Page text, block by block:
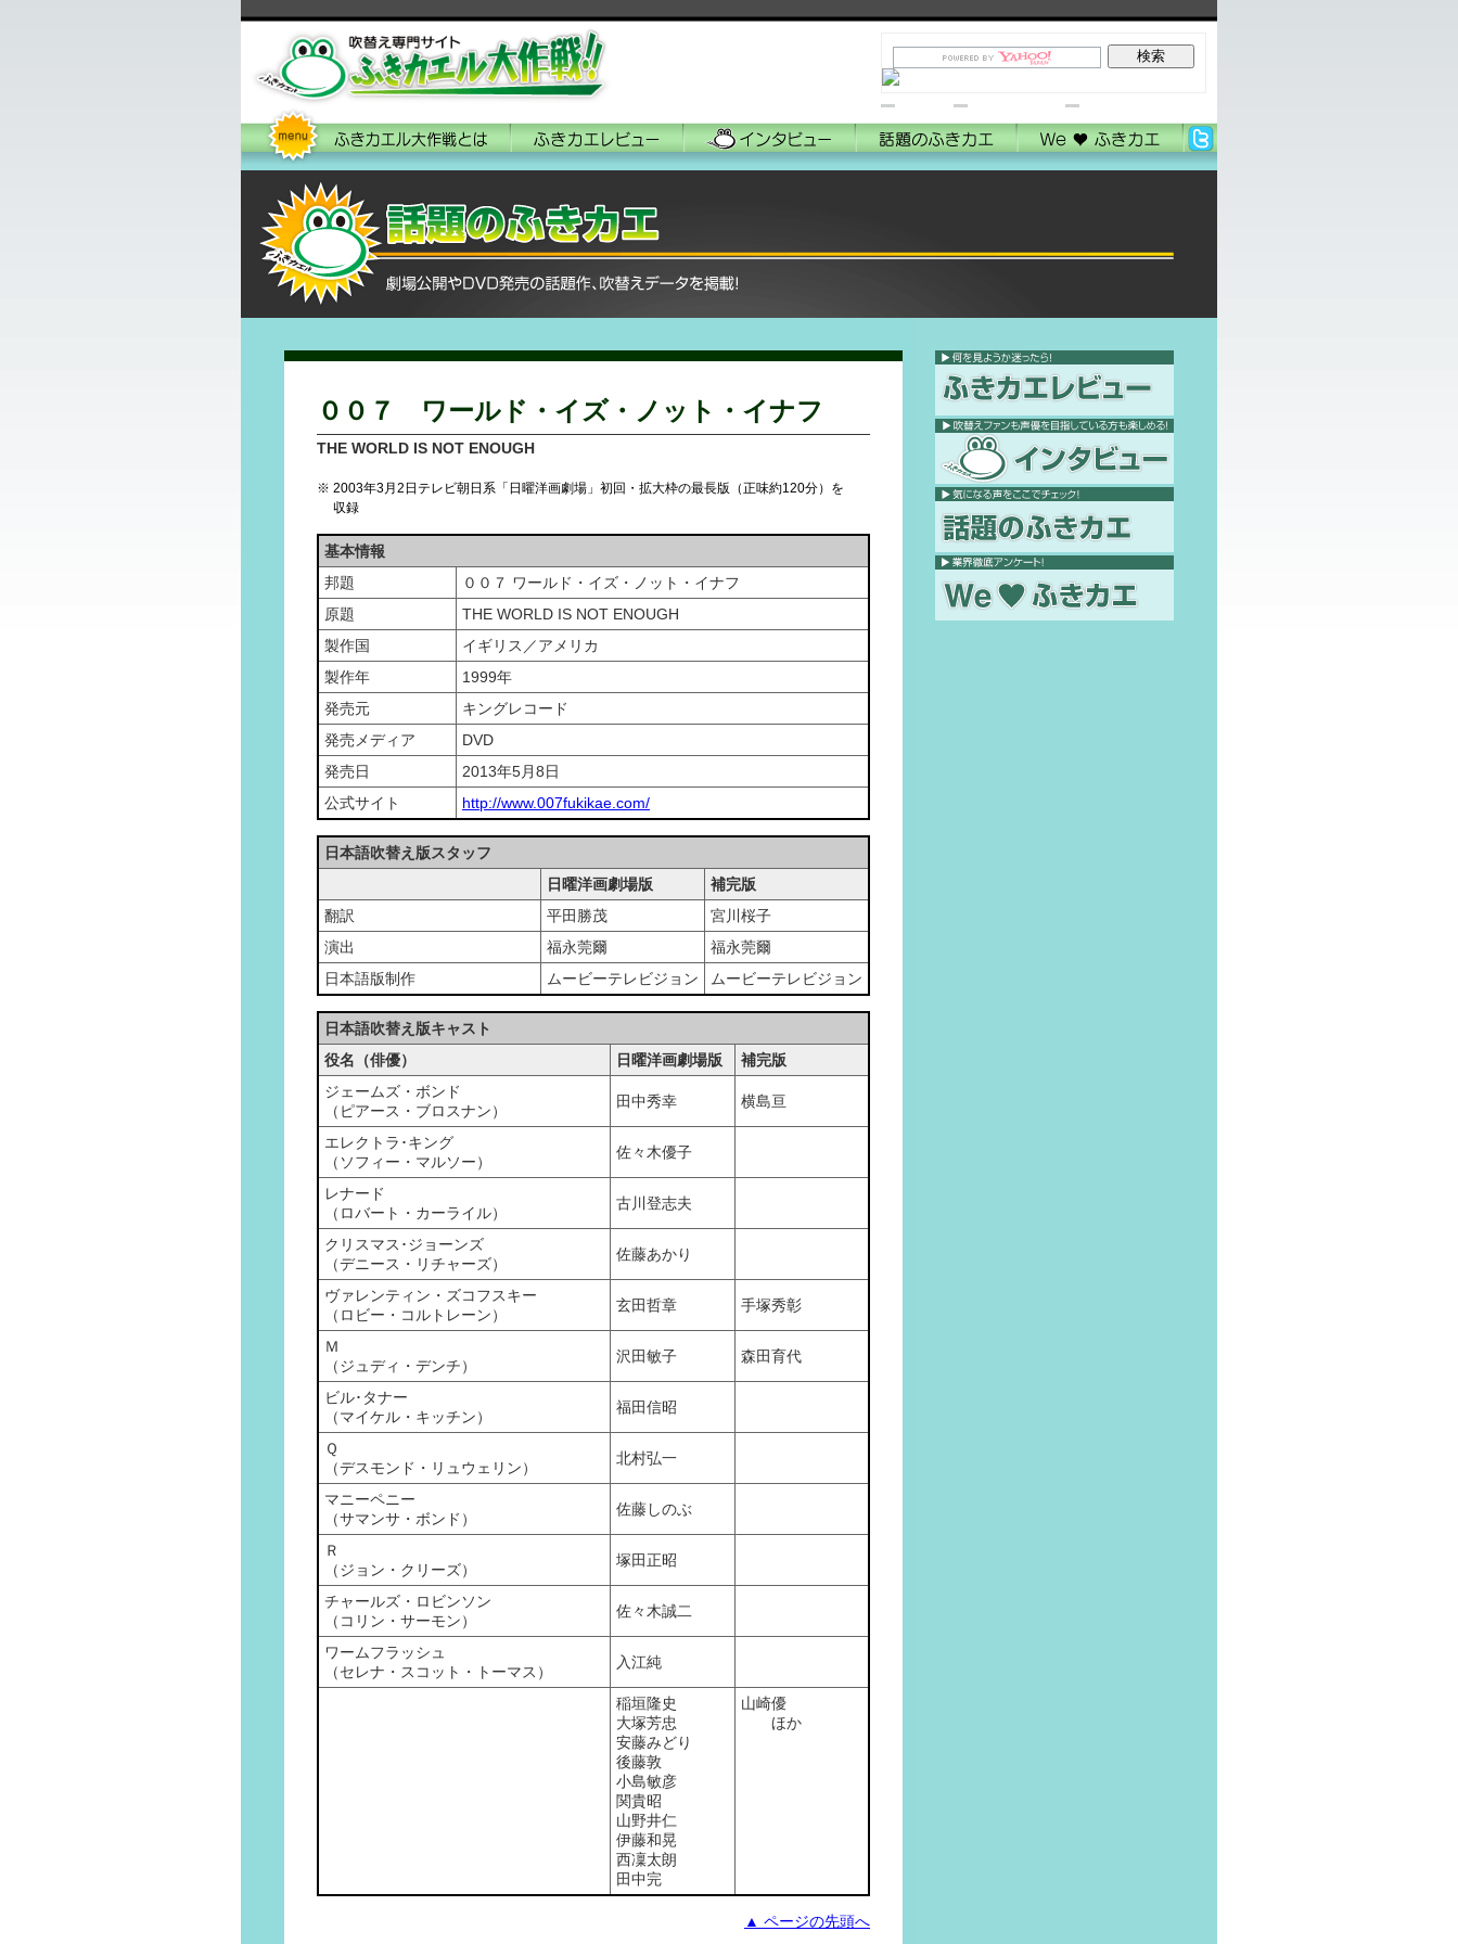
００７ ワールド・イズ・ノット・イナフ
THE WORLD IS NOT ENOUGH
※ 2003年3月2日テレビ朝日系「日曜洋画劇場」初回・拡大枠の最長版（正味約120分）を
収録
基本情報
邦題
００７ ワールド・イズ・ノット・イナフ
原題
THE WORLD IS NOT ENOUGH
製作国
イギリス／アメリカ
製作年
1999年
発売元
キングレコード
発売メディア
DVD
発売日
2013年5月8日
公式サイト
http://www.007fukikae.com/
日本語吹替え版スタッフ
日曜洋画劇場版
補完版
翻訳
平田勝茂
宮川桜子
演出
福永莞爾
福永莞爾
日本語版制作
ムービーテレビジョン ムービーテレビジョン
日本語吹替え版キャスト
役名（俳優）
日曜洋画劇場版
補完版
ジェームズ・ボンド
（ピアース・ブロスナン）
田中秀幸 横島亘
エレクトラ･キング
（ソフィー・マルソー）
佐々木優子
レナード
（ロバート・カーライル）
古川登志夫
クリスマス･ジョーンズ
（デニース・リチャーズ）
佐藤あかり
ヴァレンティン・ズコフスキー
（ロビー・コルトレーン）
玄田哲章 手塚秀彰
Ｍ
（ジュディ・デンチ）
沢田敏子 森田育代
ビル･タナー
（マイケル・キッチン）
福田信昭
Ｑ
（デスモンド・リュウェリン）
北村弘一
マニーペニー
（サマンサ・ボンド）
佐藤しのぶ
Ｒ
（ジョン・クリーズ）
塚田正昭
チャールズ・ロビンソン
（コリン・サーモン）
佐々木誠二
ワームフラッシュ
（セレナ・スコット・トーマス）
入江純
稲垣隆史
大塚芳忠
安藤みどり
後藤敦
小島敏彦
関貴昭
山野井仁
伊藤和晃
西凜太朗
田中完
山崎優
ほか
▲ ページの先頭へ